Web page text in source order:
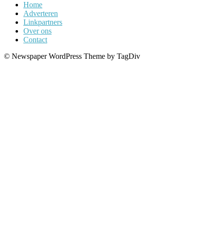
Home
Adverteren
Linkpartners
Over ons
Contact
© Newspaper WordPress Theme by TagDiv